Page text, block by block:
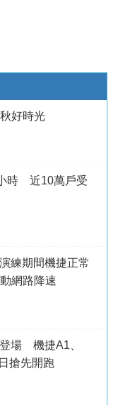
好時光
時 近10萬戶受
練期間機捷正常
網路降速
場 機捷A1、
搶先開跑